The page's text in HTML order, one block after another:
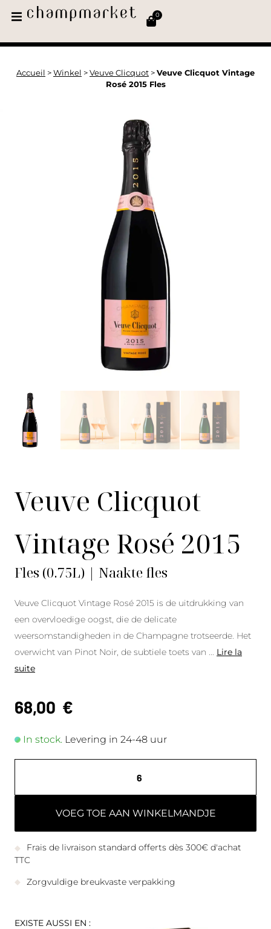
0
Accueil > Winkel > Veuve Clicquot > Veuve Clicquot Vintage
Rosé 2015 Fles
Veuve Clicquot
Vintage Rosé 2015
Fles (0.75L) | Naakte fles
Veuve Clicquot Vintage Rosé 2015 is de uitdrukking van
een overvloedige oogst, die de delicate
weersomstandigheden in de Champagne trotseerde. Het
overwicht van Pinot Noir, de subtiele toets van
Lire la
suite
68,00 €
In stock. Levering in 24-48 uur
VOEG TOE AAN WINKELMANDJE
Frais de livraison standard offerts dès 300€ d'achat
TTC
Zorgvuldige breukvaste verpakking
EXISTE AUSSI EN :